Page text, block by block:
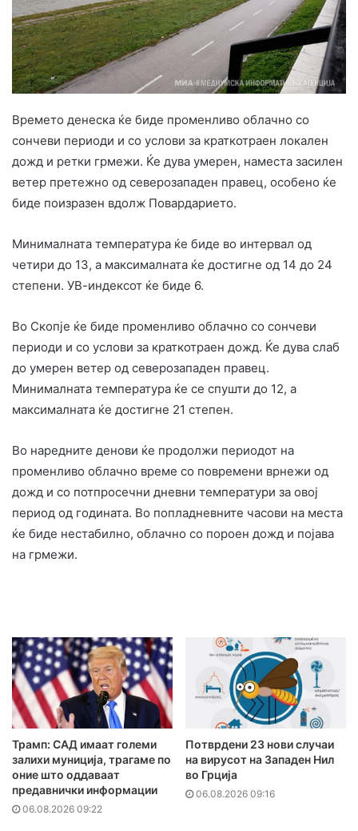
Времето денеска ќе биде променливо облачно со
сончеви периоди и со услови за краткотраен локален
дожд и ретки грмежи. Ќе дува умерен, наместа засилен
ветер претежно од северозападен правец, особено ќе
биде поизразен вдолж Повардарието.
Минималната температура ќе биде во интервал од
четири до 13, а максималната ќе достигне од 14 до 24
степени. УВ-индексот ќе биде 6.
Во Скопје ќе биде променливо облачно со сончеви
периоди и со услови за краткотраен дожд. Ќе дува слаб
до умерен ветер од северозападен правец.
Минималната температура ќе се спушти до 12, а
максималната ќе достигне 21 степен.
Во наредните денови ќе продолжи периодот на
променливо облачно време со повремени врнежи од
дожд и со потпросечни дневни температури за овој
период од годината. Во попладневните часови на места
ќе биде нестабилно, облачно со пороен дожд и појава
на грмежи.
Трамп: САД имаат големи
залихи муниција, трагаме по
оние што оддаваат
предавнички информации
06.08.2026 09:22
Потврдени 23 нови случаи
на вирусот на Западен Нил
во Грција
06.08.2026 09:16